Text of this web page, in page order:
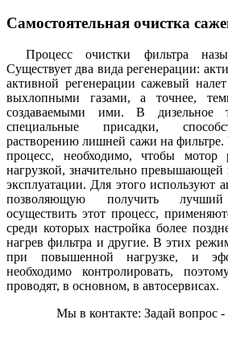
Самостоятельная очистка
Процесс очистки фильтра
Существует два вида регенерации:
активной регенерации сажевый
выхлопными газами, а точнее,
создаваемыми ими. В дизельное
специальные присадки,
растворению лишней сажи на
процесс, необходимо, чтобы мотор
нагрузкой, значительно
эксплуатации. Для этого используют
позволяющую получить
осуществить этот процесс,
среди которых настройка более
нагрев фильтра и другие. В этих
при повышенной нагрузке, и
необходимо контролировать,
проводят, в основном, в автосервисах.
Мы в контакте: Задай вопрос -